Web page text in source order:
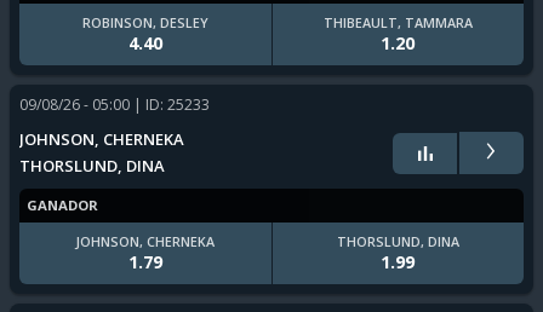
ROBINSON, DESLEY
4.40
THIBEAULT, TAMMARA
1.20
09/08/26 - 05:00 | ID: 25233
JOHNSON, CHERNEKA
THORSLUND, DINA
›
GANADOR
JOHNSON, CHERNEKA
1.79
THORSLUND, DINA
1.99